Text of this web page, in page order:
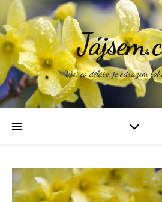
Vše, co děláte, je odrazem